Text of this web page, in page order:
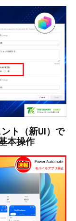
ト（新UI）で
本操作